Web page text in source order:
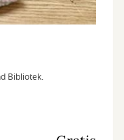
Bibliotek.